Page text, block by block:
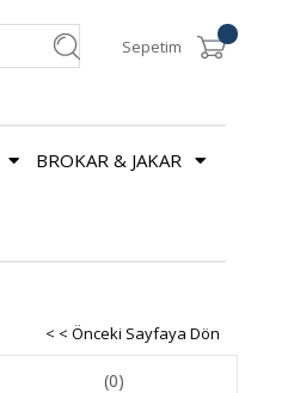
Sepetim
BROKAR & JAKAR
< < Önceki Sayfaya Dön
(0)